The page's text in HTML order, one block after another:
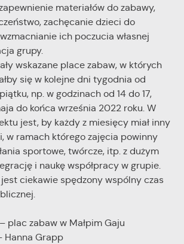
materiałów do zabawy,
zachęcanie dzieci do
ich poczucia własnej
grupy.
wskazane place zabaw, w których
się w kolejne dni tygodnia od
np. w godzinach od 14 do 17,
do końca września 2022 roku. W
jest, by każdy z miesięcy miał inny
w ramach którego zajęcia powinny
sportowe, twórcze, itp. z dużym
i naukę współpracy w grupie.
ciekawie spędzony wspólny czas
plac zabaw w Małpim Gaju
Hanna Grapp